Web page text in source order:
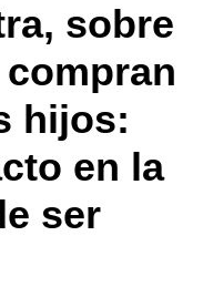
sobre
hijos:
en la
ser